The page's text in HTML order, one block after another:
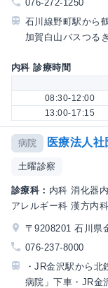
076-272-1250
石川線野町駅から
加賀白山バスつる
内科 診療時間
08:30-12:00
13:00-17:15
病院 医療法人
土曜診察
診療科： 内科 消化器
アレルギー科 漢方内科
〒9208201 石川県
076-237-8000
・JR金沢駅から
病院」下車・JR金